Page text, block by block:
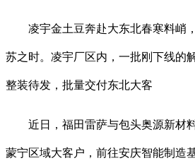
凌宇金土豆奔赴大东北春寒料峭
苏之时。凌宇厂区内，一批刚下线的
整装待发，批量交付东北大客
近日，福田雷萨与包头奥源新材
蒙宁区域大客户，前往安庆智能制造